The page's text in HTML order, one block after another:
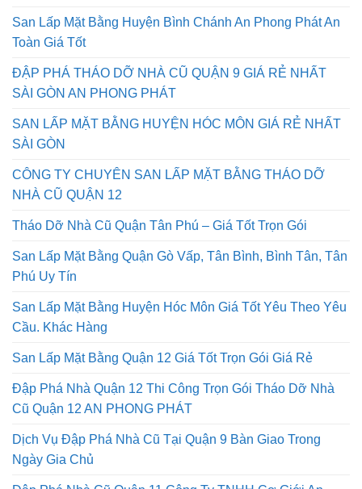
San Lấp Mặt Bằng Huyện Bình Chánh An Phong Phát An
Toàn Giá Tốt
ĐẬP PHÁ THÁO DỠ NHÀ CŨ QUẬN 9 GIÁ RẺ NHẤT
SÀI GÒN AN PHONG PHÁT
SAN LẤP MẶT BẰNG HUYỆN HÓC MÔN GIÁ RẺ NHẤT
SÀI GÒN
CÔNG TY CHUYÊN SAN LẤP MẶT BẰNG THÁO DỠ
NHÀ CŨ QUẬN 12
Tháo Dỡ Nhà Cũ Quận Tân Phú – Giá Tốt Trọn Gói
San Lấp Mặt Bằng Quận Gò Vấp, Tân Bình, Bình Tân, Tân
Phú Uy Tín
San Lấp Mặt Bằng Huyện Hóc Môn Giá Tốt Yêu Theo Yêu
Cầu. Khác Hàng
San Lấp Mặt Bằng Quận 12 Giá Tốt Trọn Gói Giá Rẻ
Đập Phá Nhà Quận 12 Thi Công Trọn Gói Tháo Dỡ Nhà
Cũ Quận 12 AN PHONG PHÁT
Dịch Vụ Đập Phá Nhà Cũ Tại Quận 9 Bàn Giao Trong
Ngày Gia Chủ